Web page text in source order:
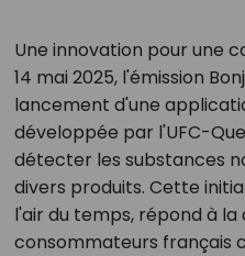
Une innovation pour une
14 mai 2025, l'émission
lancement d'une
développée par l'UFC-
détecter les substances
divers produits. Cette
l'air du temps, répond à
consommateurs français